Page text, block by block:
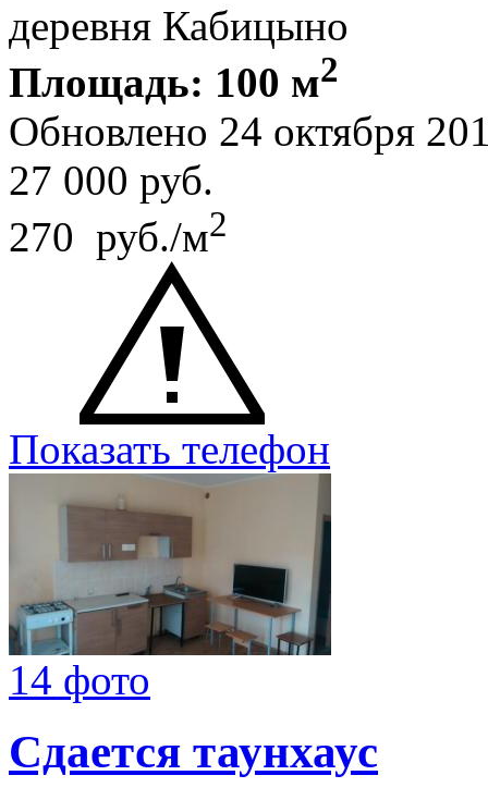
деревня Кабицыно
Площадь: 100 м2
Обновлено 24 октября
27 000 руб.
270 руб./м2
Показать телефон
14 фото
Сдается таунхаус